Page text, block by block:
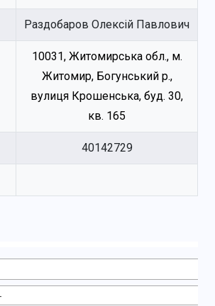
Раздобаров Олексій Павлович
10031, Житомирська обл., м.
Житомир, Богунський р.,
вулиця Крошенська, буд. 30,
кв. 165
40142729